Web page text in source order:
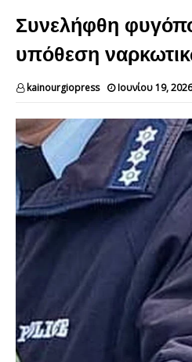
Συνελήφθη
υπόθεση
kainourgiopress Ιουνίου 19, 2026